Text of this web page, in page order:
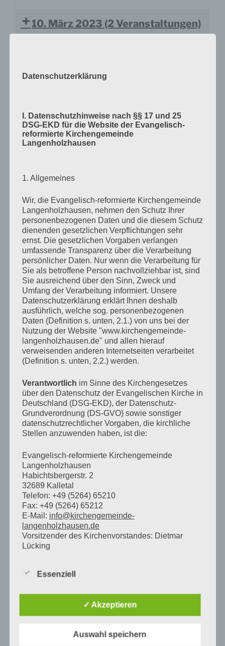
10. März 2023 (2 Veranstaltungen)
13. März 2023(2 Veranstaltungen)
14. März 2023
15. März 2023
16. März 2023(1 Veranstaltung)
17. März 2023 (2 Veranstaltungen)
18. März 2023(2 Veranstaltungen)
19. März 2023(3 Veranstaltungen)
20. März 2023(2 Veranstaltungen)
22. März 2023(6 Veranstaltungen)
23. März 2023(1 Veranstaltung)
24. März 2023
25. März 2023(2 Veranstaltungen)
26. März 2023 (3 Veranstaltungen)
28. März 2023(1 Veranstaltung)
Datenschutzerklärung
I. Datenschutzhinweise nach §§ 17 und 25
DSG-EKD für die Website der Evangelisch-
reformierte Kirchengemeinde
Langenholzhausen
1. Allgemeines
Wir, die Evangelisch-reformierte Kirchengemeinde
Langenholzhausen, nehmen den Schutz Ihrer
personenbezogenen Daten und die diesem Schutz
dienenden gesetzlichen Verpflichtungen sehr
ernst. Die gesetzlichen Vorgaben verlangen
umfassende Transparenz über die Verarbeitung
persönlicher Daten. Nur wenn die Verarbeitung für
Sie als betroffene Person nachvollziehbar ist, sind
Sie ausreichend über den Sinn, Zweck und
Umfang der Verarbeitung informiert. Unsere
Datenschutzerklärung erklärt Ihnen deshalb
ausführlich, welche sog. personenbezogenen
Daten (Definition s. unten, 2.1.) von uns bei der
Nutzung der Website "www.kirchengemeinde-
langenholzhausen.de" und allen hierauf
verweisenden anderen Internetseiten verarbeitet
(Definition s. unten, 2.2.) werden.
Verantwortlich im Sinne des Kirchengesetzes
über den Datenschutz der Evangelischen Kirche in
Deutschland (DSG-EKD), der Datenschutz-
Grundverordnung (DS-GVO) sowie sonstiger
datenschutzrechtlicher Vorgaben, die kirchliche
Stellen anzuwenden haben, ist die:
Evangelisch-reformierte Kirchengemeinde
Langenholzhausen
Habichtsbergerstr. 2
32689 Kalletal
Telefon: +49 (5264) 65210
Fax: +49 (5264) 65212
E-Mail: info@kirchengemeinde-
langenholzhausen.de
Vorsitzender des Kirchenvorstandes: Dietmar
Lücking
genannt.
Örtlich Beauftragte für den Datenschutz und
unabhängige Aufsichtsbehörde
Mit Ihren Fragen zum Thema Datenschutz bei der
Essenziell
✓ Akzeptieren
Auswahl speichern